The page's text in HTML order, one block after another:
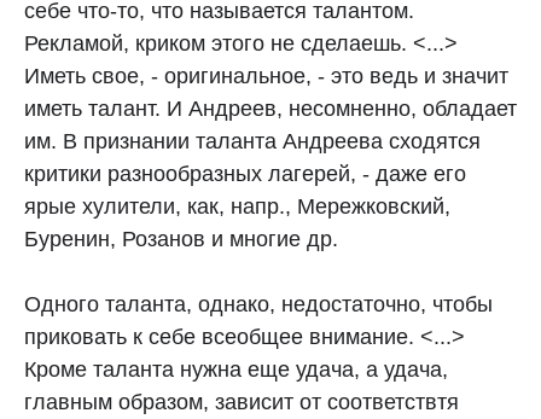
себе что-то, что называется талантом.
Рекламой, криком этого не сделаешь. <...>
Иметь свое, - оригинальное, - это ведь и значит
иметь талант. И Андреев, несомненно, обладает
им. В признании таланта Андреева сходятся
критики разнообразных лагерей, - даже его
ярые хулители, как, напр., Мережковский,
Буренин, Розанов и многие др.
Одного таланта, однако, недостаточно, чтобы
приковать к себе всеобщее внимание. <...>
Кроме таланта нужна еще удача, а удача,
главным образом, зависит от соответствтя